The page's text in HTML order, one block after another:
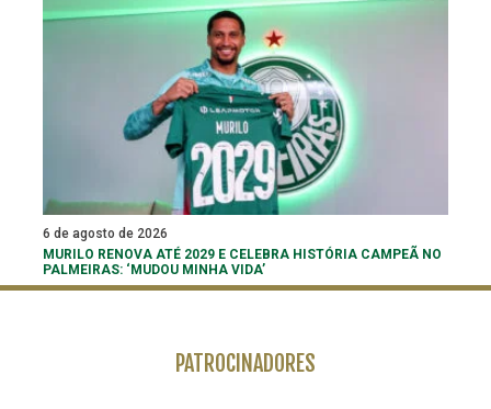
6 de agosto de 2026
MURILO RENOVA ATÉ 2029 E CELEBRA HISTÓRIA CAMPEÃ NO
PALMEIRAS: ‘MUDOU MINHA VIDA’
PATROCINADORES